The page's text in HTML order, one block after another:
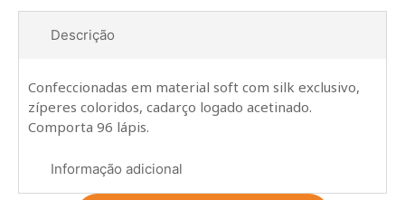
Descrição
Informação adicional
Confeccionadas em material soft com silk exclusivo,
zíperes coloridos, cadarço logado acetinado.
Comporta 96 lápis.